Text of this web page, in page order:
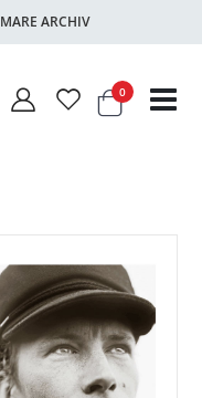
MARE ARCHIV
Warenkorb
0Artikel